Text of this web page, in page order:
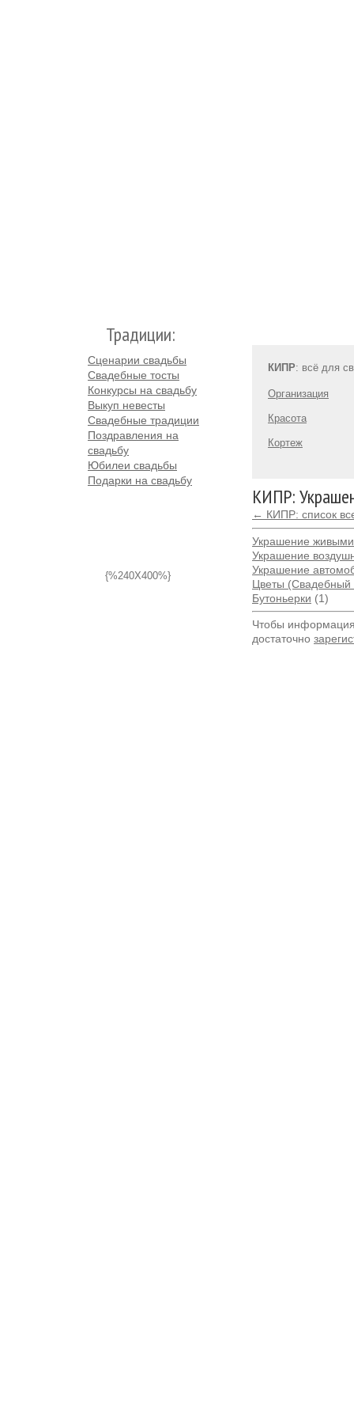
Традиции:
Сценарии свадьбы
Свадебные тосты
Конкурсы на свадьбу
Выкуп невесты
Свадебные традиции
Поздравления на
свадьбу
Юбилеи свадьбы
Подарки на свадьбу
{%240X400%}
КИПР: всё для
Организация
Красота
Кортеж
КИПР:
← КИПР: список
Украшение
Украшение
Украшение
Цветы (Свадебный
Бутоньерки (1)
Чтобы
достаточно